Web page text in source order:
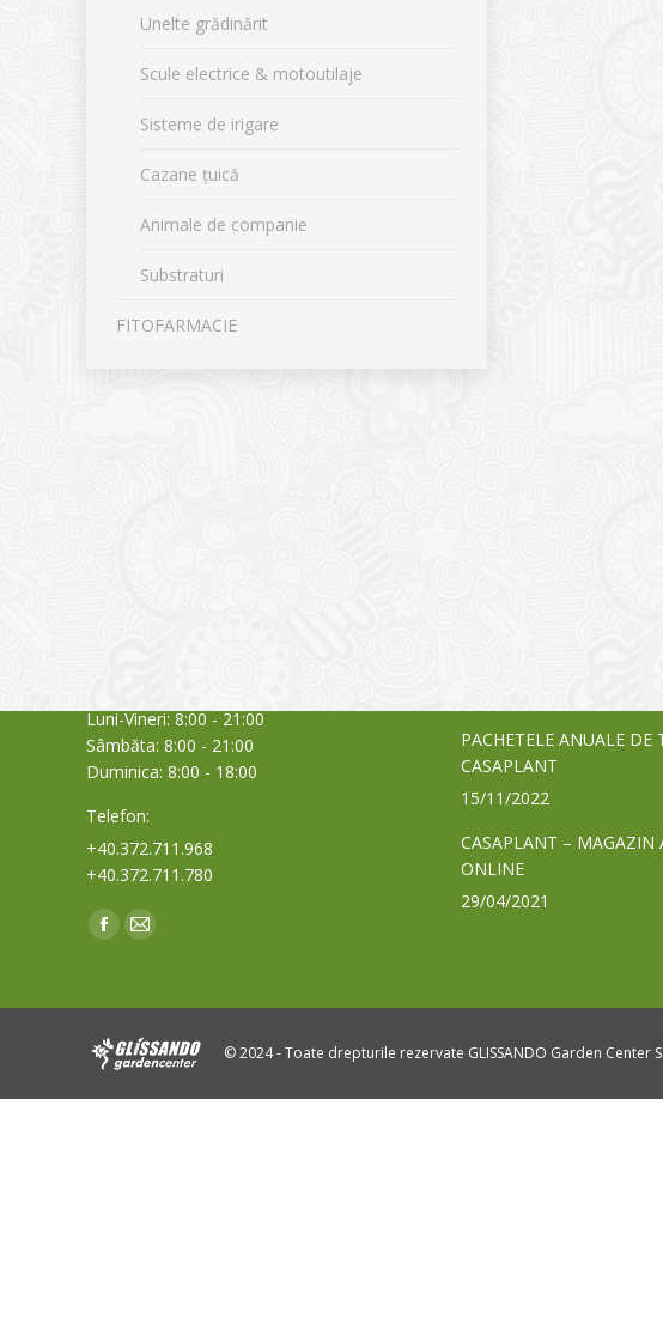
Unelte grădinărit
Scule electrice & motoutilaje
Sisteme de irigare
Cazane țuică
Animale de companie
Substraturi
FITOFARMACIE
Luni-Vineri: 8:00 - 21:00
Sâmbăta: 8:00 - 21:00
Duminica: 8:00 - 18:00
Telefon:
+40.372.711.968
+40.372.711.780
Find us on:
Facebook
new
Mail
new
PACHETELE ANUALE DE
CASAPLANT
15/11/2022
CASAPLANT – MAGAZIN
ONLINE
29/04/2021
© 2024 - Toate drepturile rezervate GLISSANDO Garden Center